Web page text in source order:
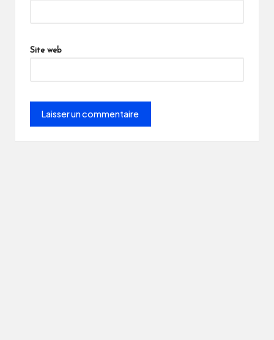
Site web